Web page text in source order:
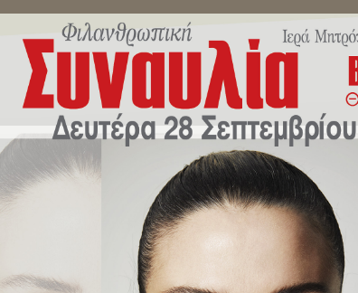
ΜΗΝΎΜΑΤΑ ΣΕΒΑΣΜΙΩΤΆΤΟΥ ΔΕΛΤΊΑ
προς μαθητές: “Ὅλα ὅσα
σας”.